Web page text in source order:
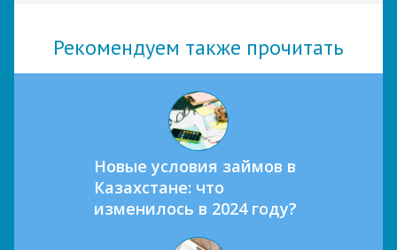
Рекомендуем также прочитать
Новые условия займов в
Казахстане: что
изменилось в 2024 году?